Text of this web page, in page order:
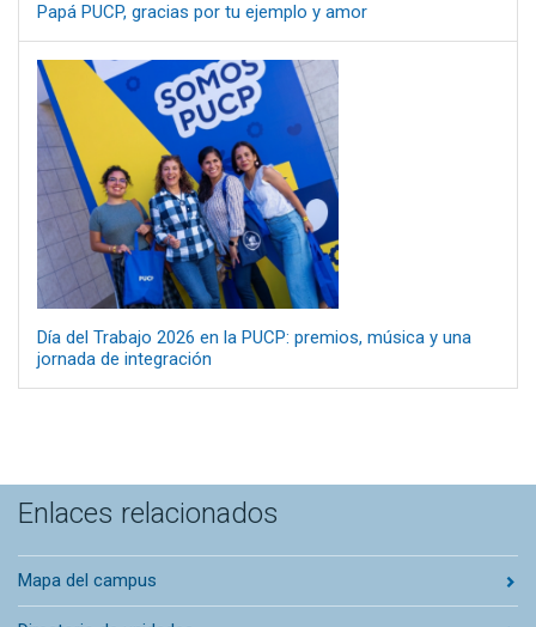
Papá PUCP, gracias por tu ejemplo y amor
Día del Trabajo 2026 en la PUCP: premios, música y una
jornada de integración
Enlaces relacionados
Mapa del campus